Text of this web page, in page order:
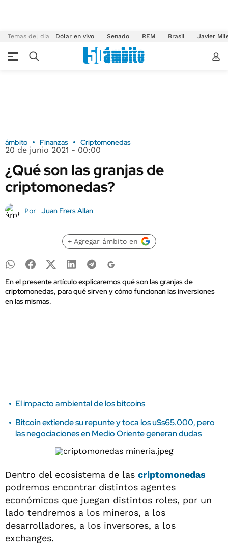
Temas del día Dólar en vivo Senado REM Brasil Javier
ámbito Finanzas Criptomonedas
20 de junio 2021 - 00:00
¿Qué son las granjas de
criptomonedas?
Por Juan Frers Allan
+ Agregar ámbito en
En el presente artículo explicaremos qué son las granjas de
criptomonedas, para qué sirven y cómo funcionan las inversiones
en las mismas.
El impacto ambiental de los bitcoins
Bitcoin extiende su repunte y toca los u$s65.000, pero
las negociaciones en Medio Oriente generan dudas
Dentro del ecosistema de las criptomonedas
podremos encontrar distintos agentes
económicos que juegan distintos roles, por un
lado tendremos a los mineros, a los
desarrolladores, a los inversores, a los
exchanges.